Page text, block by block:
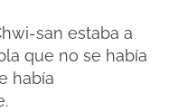
san estaba a
que no se había
había